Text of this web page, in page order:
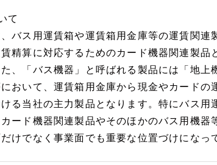
て
バス用運賃箱や運賃箱用金庫等の運賃関連
精算に対応するためのカード機器関連製品
、「バス機器」と呼ばれる製品には「地
おいて、運賃箱用金庫から現金やカードの
る当社の主力製品となります。特にバス用
ード機器関連製品やそのほかのバス用機器
けでなく事業面でも重要な位置づけになっ